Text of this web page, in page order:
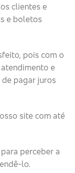
clientes e
e boletos
pois com o
e
pagar juros
site com até
perceber a
lo.